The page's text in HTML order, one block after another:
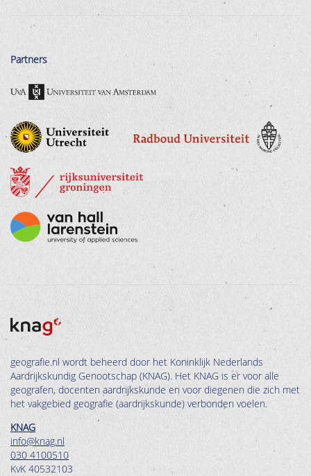
Partners
geografie.nl wordt beheerd door het Koninklijk Nederlands
Aardrijkskundig Genootschap (KNAG). Het KNAG is er voor alle
geografen, docenten aardrijkskunde en voor diegenen die zich met
het vakgebied geografie (aardrijkskunde) verbonden voelen.
KNAG
info@knag.nl
030 4100510
KvK 40532103